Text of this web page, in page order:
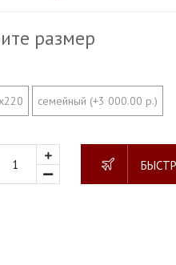
размер
семейный (+3 000.00 р.)